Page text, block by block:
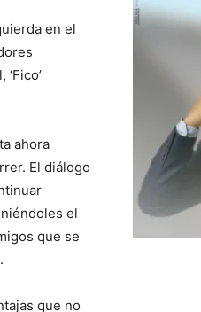
en el
ahora
El diálogo
el
que se
que no